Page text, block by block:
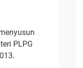
PLPG